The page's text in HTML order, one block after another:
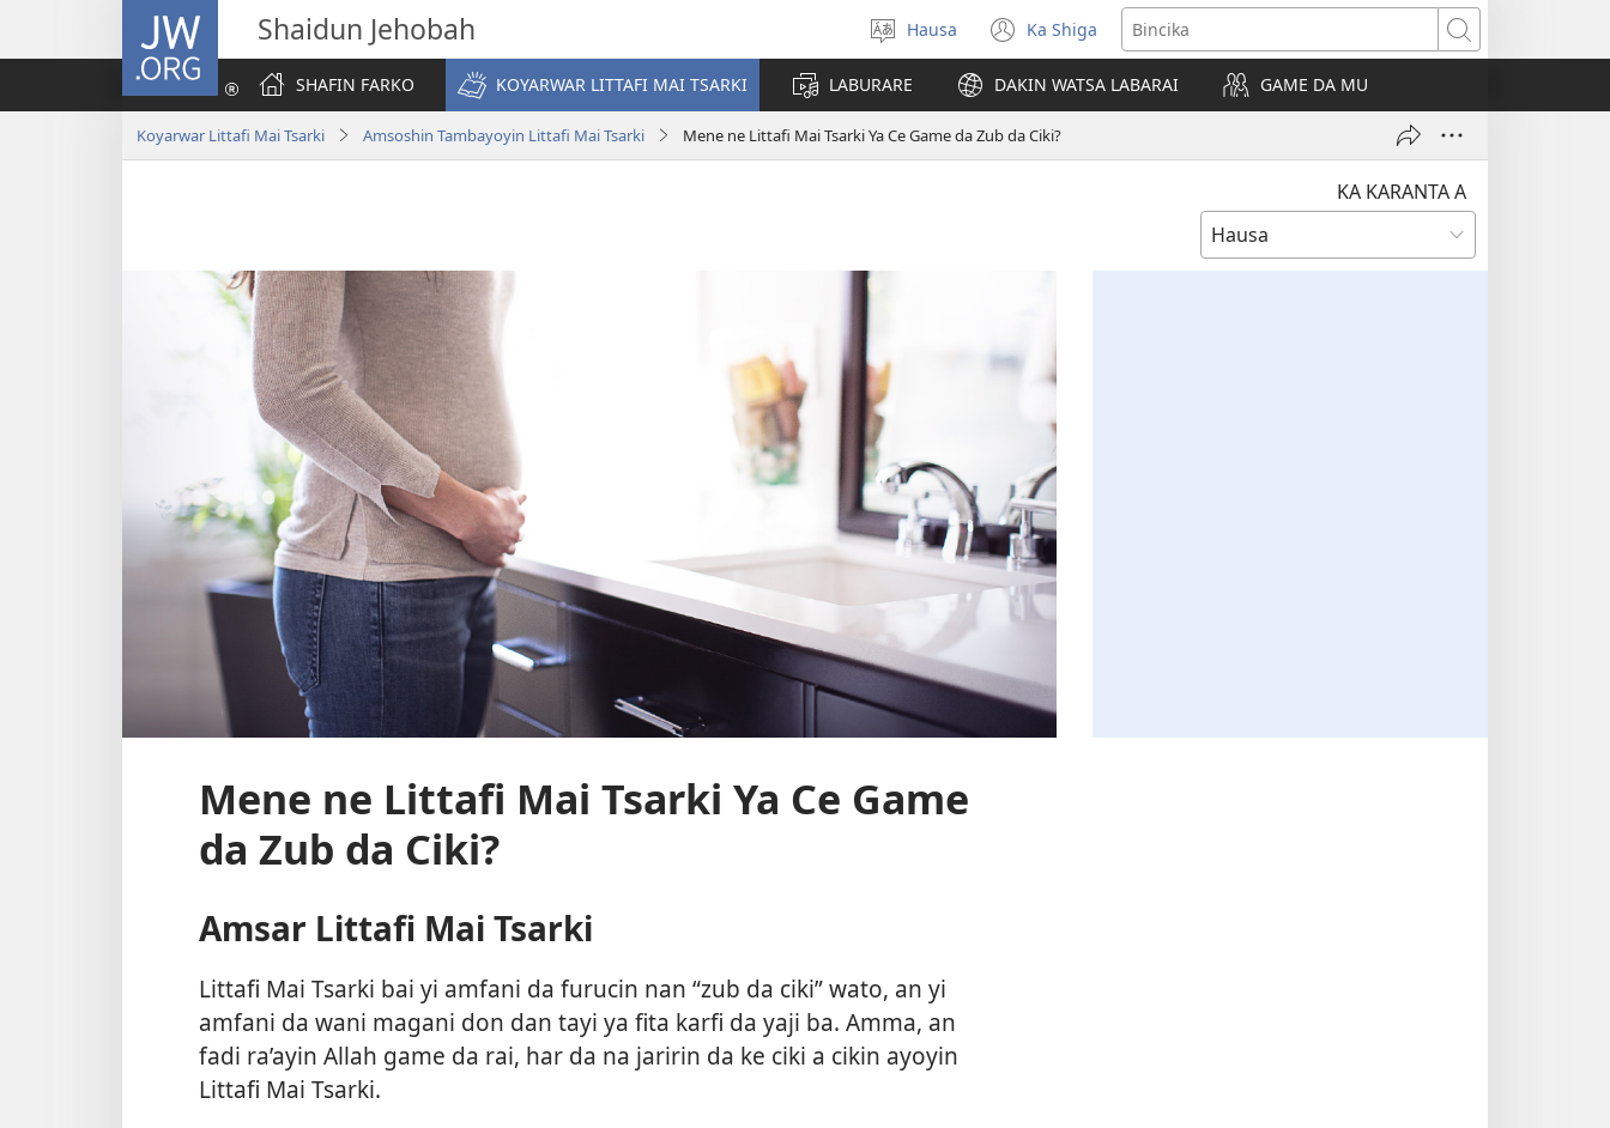
JW.ORG Shaidun Jehobah
Ka
Zabi
Hausa Ka Shiga
(opens
new
window)
Bincika
SHAFIN FARKO
KOYARWAR LITTAFI MAI TSARKI LABURARE DAKIN WATSA LABARAI GAME DA MU
Koyarwar Littafi Mai Tsarki Amsoshin Tambayoyin Littafi Mai Tsarki Mene ne Littafi Mai Tsarki Ya Ce Game da Zub da Ciki?
KA KARANTA A
Mene ne Littafi Mai Tsarki Ya Ce Game
da Zub da Ciki?
Amsar Littafi Mai Tsarki
Littafi Mai Tsarki bai yi amfani da furucin nan “zub da ciki” wato, an yi
amfani da wani magani don dan tayi ya fita karfi da yaji ba. Amma, an
fadi ra’ayin Allah game da rai, har da na jaririn da ke ciki a cikin ayoyin
Littafi Mai Tsarki.